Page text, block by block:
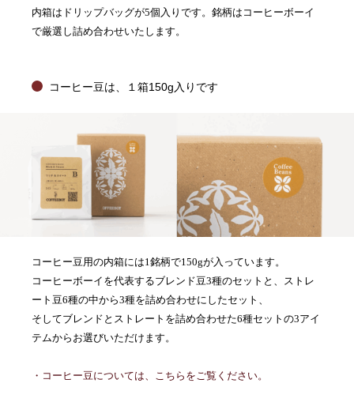
内箱はドリップバッグが5個入りです。銘柄はコーヒーボーイ
で厳選し詰め合わせいたします。
コーヒー豆は、１箱150g入りです
コーヒー豆用の内箱には1銘柄で150gが入っています。
コーヒーボーイを代表するブレンド豆3種のセットと、ストレ
ート豆6種の中から3種を詰め合わせにしたセット、
そしてブレンドとストレートを詰め合わせた6種セットの3アイ
テムからお選びいただけます。
・コーヒー豆については、こちらをご覧ください。